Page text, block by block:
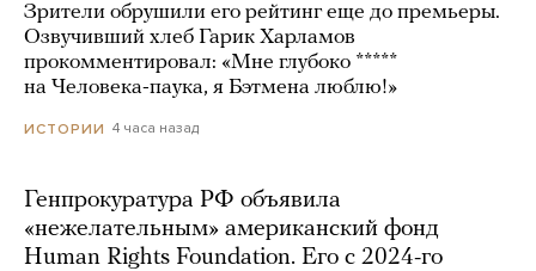
Зрители обрушили его рейтинг еще до премьеры.
Озвучивший хлеб Гарик Харламов
прокомментировал: «Мне глубоко *****
на Человека-паука, я Бэтмена люблю!»
ИСТОРИИ 4 часа назад
Генпрокуратура РФ объявила
«нежелательным» американский фонд
Human Rights Foundation. Его с 2024-го